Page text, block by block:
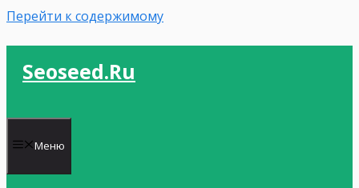
Перейти к содержимому
Seoseed.ru
Меню